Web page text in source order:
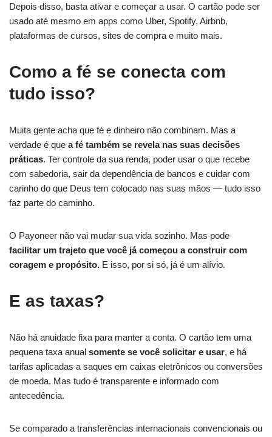
Depois disso, basta ativar e começar a usar. O cartão pode ser
usado até mesmo em apps como Uber, Spotify, Airbnb,
plataformas de cursos, sites de compra e muito mais.
Como a fé se conecta com
tudo isso?
Muita gente acha que fé e dinheiro não combinam. Mas a
verdade é que a fé também se revela nas suas decisões
práticas. Ter controle da sua renda, poder usar o que recebe
com sabedoria, sair da dependência de bancos e cuidar com
carinho do que Deus tem colocado nas suas mãos — tudo isso
faz parte do caminho.
O Payoneer não vai mudar sua vida sozinho. Mas pode
facilitar um trajeto que você já começou a construir com
coragem e propósito. E isso, por si só, já é um alívio.
E as taxas?
Não há anuidade fixa para manter a conta. O cartão tem uma
pequena taxa anual somente se você solicitar e usar, e há
tarifas aplicadas a saques em caixas eletrônicos ou conversões
de moeda. Mas tudo é transparente e informado com
antecedência.
Se comparado a transferências internacionais convencionais ou